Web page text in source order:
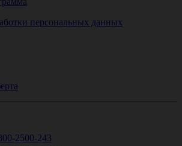
персональных данных
2500-243